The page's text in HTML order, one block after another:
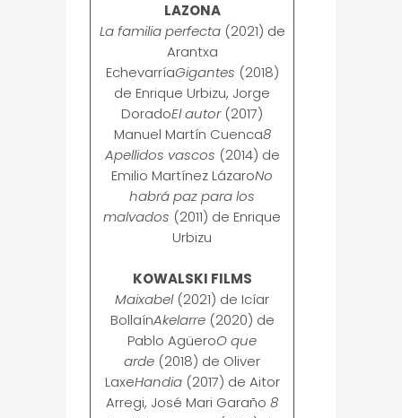
LAZONA
La familia perfecta(2021) de
Arantxa
EchevarríaGigantes (2018)
de Enrique Urbizu, Jorge
DoradoEl autor(2017)
Manuel Martín Cuenca8
Apellidos vascos (2014) de
Emilio Martínez LázaroNo
habrá paz para los
malvados (2011) de Enrique
Urbizu
KOWALSKI FILMS
Maixabel(2021) de Icíar
BollaínAkelarre (2020) de
Pablo AgüeroO que
arde (2018) de Oliver
LaxeHandia(2017) de Aitor
Arregi, José Mari Garaño 8